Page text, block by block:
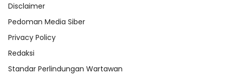
Disclaimer
Pedoman Media Siber
Privacy Policy
Redaksi
Standar Perlindungan Wartawan